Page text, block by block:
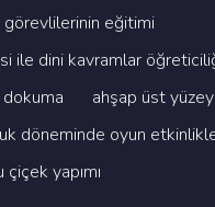
görevli̇leri̇ni̇n eği̇ti̇mi̇
i̇le di̇ni̇ kavramlar
ahşap üst
dönemi̇nde oyun
çi̇çek yapimi